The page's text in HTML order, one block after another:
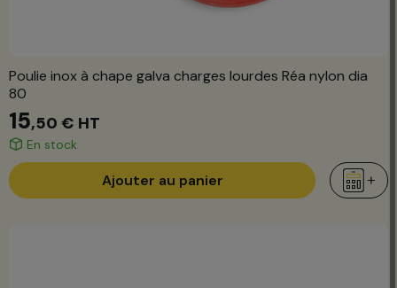
Poulie inox à chape galva charges lourdes Réa nylon dia
80
15,50 € HT
En stock
Ajouter au panier